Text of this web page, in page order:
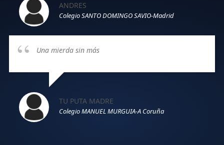
ANDRES
Colegio SANTO DOMINGO SAVIO-Madrid
Una mierda sin más
TU PUTA MADRE
Colegio MANUEL MURGUIA-A Coruña